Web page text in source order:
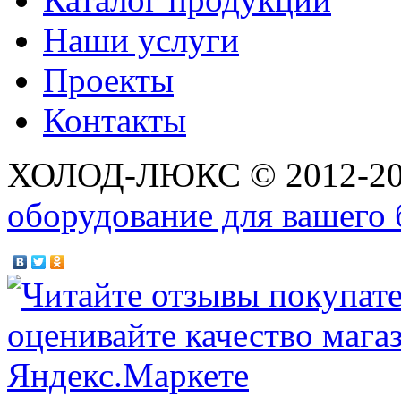
Наши услуги
Проекты
Контакты
ХОЛОД-ЛЮКС © 2012-
оборудование для вашего